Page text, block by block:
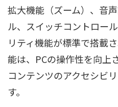
拡大機能（ズーム）、音
ル、スイッチコントロー
リティ機能が標準で搭載
能は、PCの操作性を向上
コンテンツのアクセシビ
す。